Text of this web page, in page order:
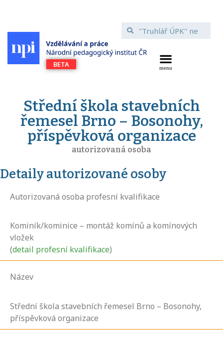
Střední škola stavebních
řemesel Brno – Bosonohy,
příspěvková organizace
autorizovaná osoba
Detaily autorizované osoby
Autorizovaná osoba profesní kvalifikace
Kominík/kominice – montáž komínů a komínových
vložek
(detail profesní kvalifikace)
Název
Střední škola stavebních řemesel Brno – Bosonohy,
příspěvková organizace